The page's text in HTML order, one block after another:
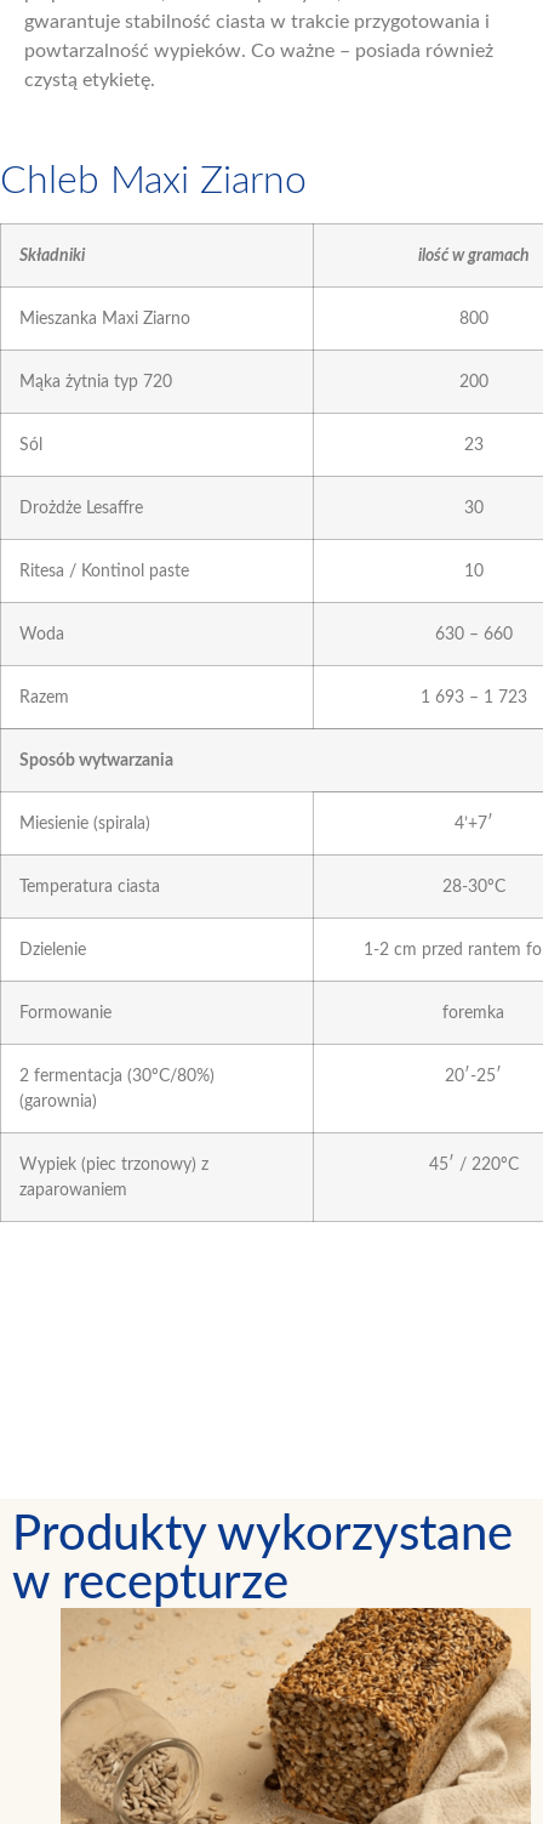
gwarantuje stabilność ciasta w trakcie przygotowania i
powtarzalność wypieków. Co ważne – posiada również
czystą etykietę.
Chleb Maxi Ziarno
Składniki ilość w gramach
Mieszanka Maxi Ziarno 800
Mąka żytnia typ 720 200
Sól 23
Drożdże Lesaffre 30
Ritesa / Kontinol paste 10
Woda 630 – 660
Razem 1 693 – 1 723
Sposób wytwarzania
Miesienie (spirala) 4’+7′
Temperatura ciasta 28-30ºC
Dzielenie 1-2 cm przed rantem
Formowanie foremka
2 fermentacja (30ºC/80%)
(garownia)
20′-25′
Wypiek (piec trzonowy) z
zaparowaniem
45′ / 220ºC
Produkty wykorzystane
w recepturze